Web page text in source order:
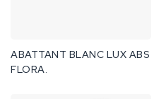
ABATTANT BLANC LUX ABS
FLORA.